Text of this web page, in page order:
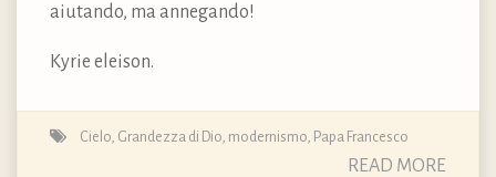
aiutando, ma annegando!
Kyrie eleison.
Cielo Grandezza di Dio modernismo Papa Francesco
READ MORE